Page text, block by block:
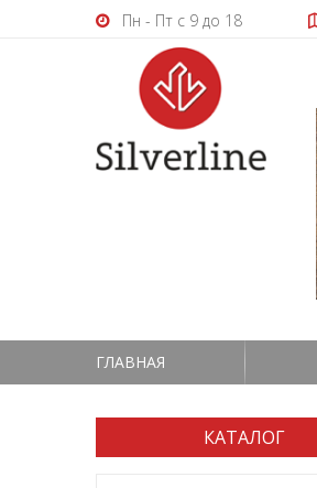
Пн - Пт с 9 до 18
ГЛАВНАЯ
КАТАЛОГ